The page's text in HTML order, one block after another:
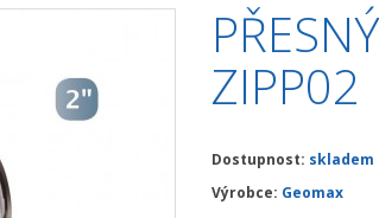
ZIPP02
Dostupnost: skladem
Výrobce: Geomax